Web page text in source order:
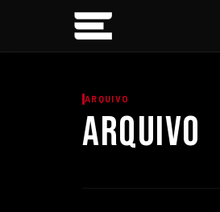
ARQUIVO
ARQUIVO